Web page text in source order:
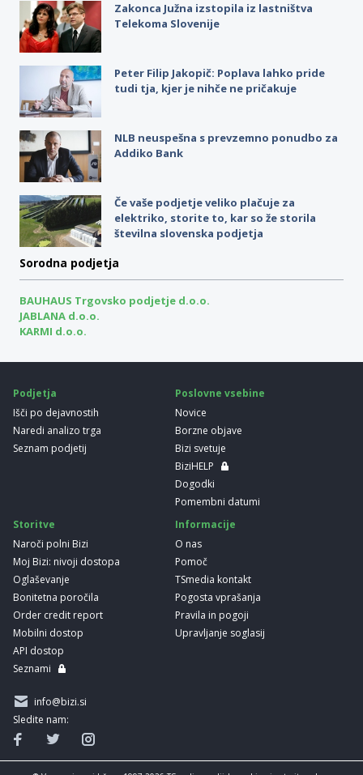
Zakonca Južna izstopila iz lastništva
Telekoma Slovenije
Peter Filip Jakopič: Poplava lahko pride
tudi tja, kjer je nihče ne pričakuje
NLB neuspešna s prevzemno ponudbo za
Addiko Bank
Če vaše podjetje veliko plačuje za
elektriko, storite to, kar so že storila
številna slovenska podjetja
Sorodna podjetja
BAUHAUS Trgovsko podjetje d.o.o.
JABLANA d.o.o.
KARMI d.o.o.
Podjetja
Išči po dejavnostih
Naredi analizo trga
Seznam podjetij
Poslovne vsebine
Novice
Borzne objave
Bizi svetuje
BiziHELP
Dogodki
Pomembni datumi
Storitve
Naroči polni Bizi
Moj Bizi: nivoji dostopa
Oglaševanje
Bonitetna poročila
Order credit report
Mobilni dostop
API dostop
Seznami
Informacije
O nas
Pomoč
TSmedia kontakt
Pogosta vprašanja
Pravila in pogoji
Upravljanje soglasij
info@bizi.si
Sledite nam: